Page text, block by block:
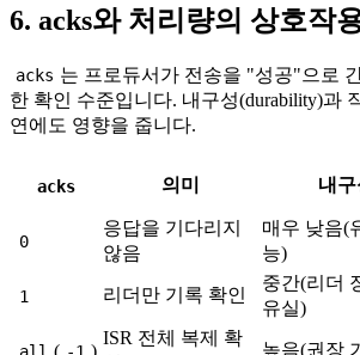
6. acks와 처리량의 상호작
acks 는 프로듀서가 전송을 "성공"으로
한 확인 수준입니다. 내구성(durability)과
연에도 영향을 줍니다.
acks 의미 내구
0
응답을 기다리지
않음
매우 낮음(
능)
1 리더만 기록 확인
중간(리더
유실)
all ( -1 )
ISR 전체 복제 확
높음(권장